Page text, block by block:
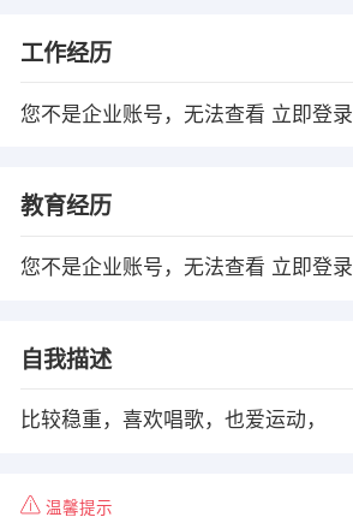
工作经历
您不是企业账号，无法查看 立即登录
教育经历
您不是企业账号，无法查看 立即登录
自我描述
比较稳重，喜欢唱歌，也爱运动，
温馨提示